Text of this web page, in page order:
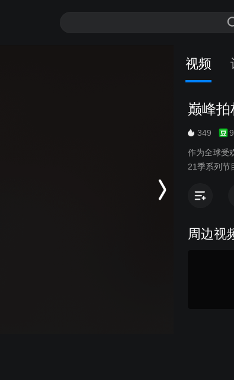
视频
巅峰
349
作为全球受
21季系列节
克兰的磅
的迈凯轮P1
车在沙漠
这还不能
的冒险，
周边视